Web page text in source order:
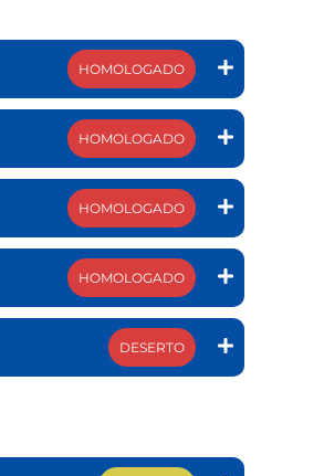
HOMOLOGADO
HOMOLOGADO
HOMOLOGADO
HOMOLOGADO
DESERTO